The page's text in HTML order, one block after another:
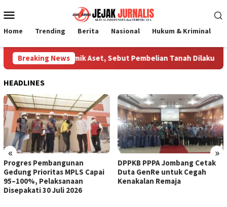
ke
Mobile
Home Trending Berita Nasional Hukum & Kriminal
Breaking News
Klarifikasi Polemik Aset, Sebut Pembelian Tanah Dilakukan
HEADLINES
« »
Progres Pembangunan
Gedung Prioritas MPLS Capai
95–100%, Pelaksanaan
Disepakati 30 Juli 2026
DPPKB PPPA Jombang Cetak
Duta GenRe untuk Cegah
Kenakalan Remaja